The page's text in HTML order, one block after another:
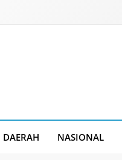
DAERAH NASIONAL